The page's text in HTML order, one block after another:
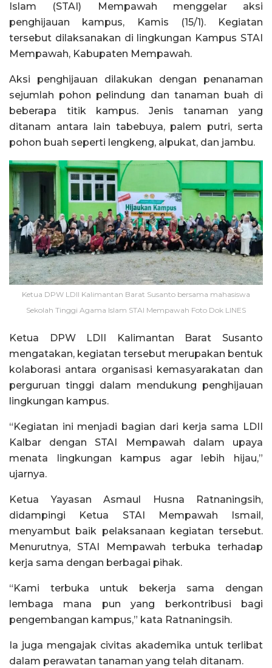
Islam (STAI) Mempawah menggelar aksi
penghijauan kampus, Kamis (15/1). Kegiatan
tersebut dilaksanakan di lingkungan Kampus STAI
Mempawah, Kabupaten Mempawah.
Aksi penghijauan dilakukan dengan penanaman
sejumlah pohon pelindung dan tanaman buah di
beberapa titik kampus. Jenis tanaman yang
ditanam antara lain tabebuya, palem putri, serta
pohon buah seperti lengkeng, alpukat, dan jambu.
Ketua DPW LDII Kalimantan Barat Susanto bersama mahasiswa
Sekolah Tinggi Agama Islam STAI Mempawah Foto Dok LINES
Ketua DPW LDII Kalimantan Barat Susanto
mengatakan, kegiatan tersebut merupakan bentuk
kolaborasi antara organisasi kemasyarakatan dan
perguruan tinggi dalam mendukung penghijauan
lingkungan kampus.
“Kegiatan ini menjadi bagian dari kerja sama LDII
Kalbar dengan STAI Mempawah dalam upaya
menata lingkungan kampus agar lebih hijau,”
ujarnya.
Ketua Yayasan Asmaul Husna Ratnaningsih,
didampingi Ketua STAI Mempawah Ismail,
menyambut baik pelaksanaan kegiatan tersebut.
Menurutnya, STAI Mempawah terbuka terhadap
kerja sama dengan berbagai pihak.
“Kami terbuka untuk bekerja sama dengan
lembaga mana pun yang berkontribusi bagi
pengembangan kampus,” kata Ratnaningsih.
Ia juga mengajak civitas akademika untuk terlibat
dalam perawatan tanaman yang telah ditanam.